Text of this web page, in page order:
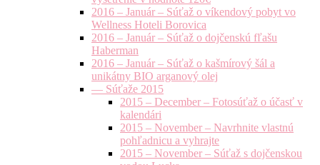
2016 – Január – Súťaž o víkendový pobyt vo
Wellness Hoteli Borovica
2016 – Január – Súťaž o dojčenskú fľašu
Haberman
2016 – Január – Súťaž o kašmírový šál a
unikátny BIO arganový olej
— Súťaže 2015
2015 – December – Fotosúťaž o účasť v
kalendári
2015 – November – Navrhnite vlastnú
pohľadnicu a vyhrajte
2015 – November – Súťaž s dojčenskou